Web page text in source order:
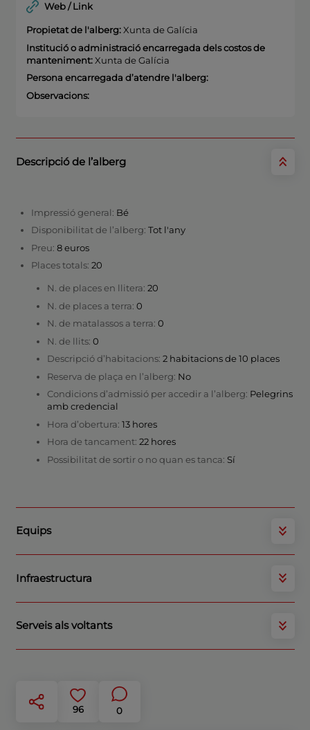
96 0
Web / Link
Propietat de l'alberg:Xunta de Galícia
Institució o administració encarregada dels costos de
manteniment:Xunta de Galícia
Persona encarregada d’atendre l'alberg:
Observacions:
Descripció de l’alberg
Impressió general: Bé
Disponibilitat de l’alberg: Tot l'any
Preu: 8 euros
Places totals: 20
N. de places en llitera: 20
N. de places a terra: 0
N. de matalassos a terra: 0
N. de llits: 0
Descripció d’habitacions: 2 habitacions de 10 places
Reserva de plaça en l’alberg: No
Condicions d’admissió per accedir a l’alberg: Pelegrins
amb credencial
Hora d’obertura: 13 hores
Hora de tancament: 22 hores
Possibilitat de sortir o no quan es tanca: Sí
Equips
Infraestructura
Serveis als voltants